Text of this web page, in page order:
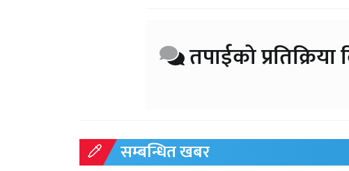
तपाईको
सम्बन्धित खबर